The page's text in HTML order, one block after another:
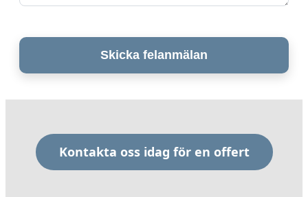
Kontakta oss idag för en offert